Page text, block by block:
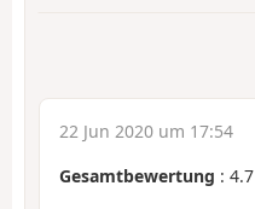
22 Jun 2020 um 17:54
Gesamtbewertung : 4.7